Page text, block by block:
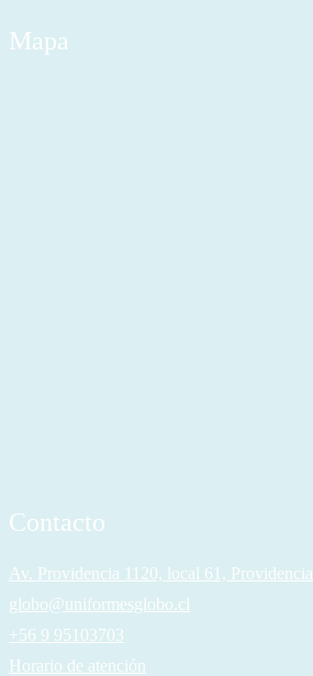
Mapa
Contacto
Av. Providencia 1120, local 61, Providencia
globo@uniformesglobo.cl
+56 9 95103703
Horario de atención